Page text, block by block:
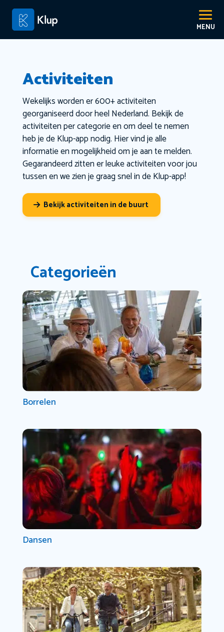
Activiteiten
Wekelijks worden er 600+ activiteiten
georganiseerd door heel Nederland. Bekijk de
activiteiten per categorie en om deel te nemen
heb je de Klup-app nodig. Hier vind je alle
informatie en mogelijkheid om je aan te melden.
Gegarandeerd zitten er leuke activiteiten voor jou
tussen en we zien je graag snel in de Klup-app!
Bekijk activiteiten in de buurt
Categorieën
Borrelen
Dansen